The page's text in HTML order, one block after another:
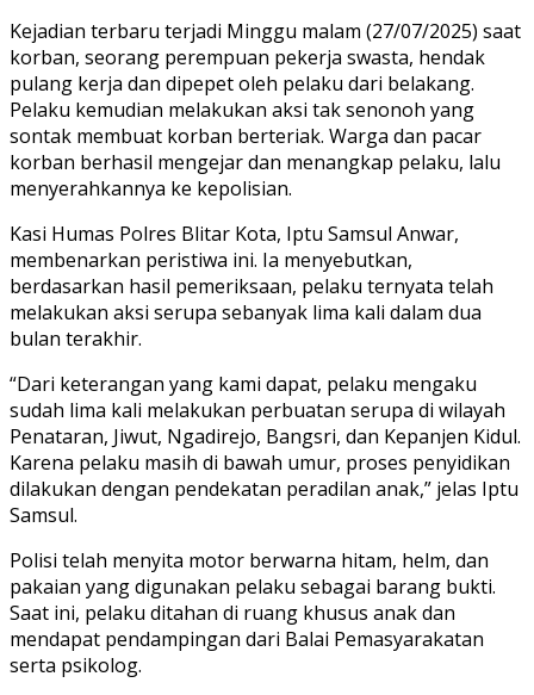
Kejadian terbaru terjadi Minggu malam (27/07/2025) saat
korban, seorang perempuan pekerja swasta, hendak
pulang kerja dan dipepet oleh pelaku dari belakang.
Pelaku kemudian melakukan aksi tak senonoh yang
sontak membuat korban berteriak. Warga dan pacar
korban berhasil mengejar dan menangkap pelaku, lalu
menyerahkannya ke kepolisian.
Kasi Humas Polres Blitar Kota, Iptu Samsul Anwar,
membenarkan peristiwa ini. Ia menyebutkan,
berdasarkan hasil pemeriksaan, pelaku ternyata telah
melakukan aksi serupa sebanyak lima kali dalam dua
bulan terakhir.
“Dari keterangan yang kami dapat, pelaku mengaku
sudah lima kali melakukan perbuatan serupa di wilayah
Penataran, Jiwut, Ngadirejo, Bangsri, dan Kepanjen Kidul.
Karena pelaku masih di bawah umur, proses penyidikan
dilakukan dengan pendekatan peradilan anak,” jelas Iptu
Samsul.
Polisi telah menyita motor berwarna hitam, helm, dan
pakaian yang digunakan pelaku sebagai barang bukti.
Saat ini, pelaku ditahan di ruang khusus anak dan
mendapat pendampingan dari Balai Pemasyarakatan
serta psikolog.